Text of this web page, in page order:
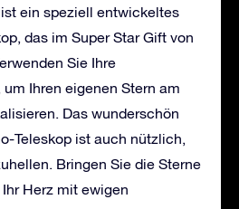
ist ein speziell entwickeltes
das im Super Star Gift von
Sie Ihre
Ihren eigenen Stern am
Das wunderschön
Teleskop ist auch nützlich,
Bringen Sie die Sterne
Herz mit ewigen